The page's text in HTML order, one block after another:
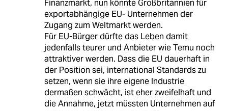
Finanzmarkt, nun könnte Großbritannien für
exportabhängige EU- Unternehmen der
Zugang zum Weltmarkt werden.
Für EU-Bürger dürfte das Leben damit
jedenfalls teurer und Anbieter wie Temu noch
attraktiver werden. Dass die EU dauerhaft in
der Position sei, international Standards zu
setzen, wenn sie ihre eigene Industrie
dermaßen schwächt, ist eher zweifelhaft und
die Annahme, jetzt müssten Unternehmen auf